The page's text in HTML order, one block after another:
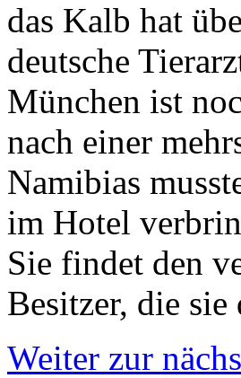
das Kalb hat
deutsche
München ist
nach einer
Namibias
im Hotel
Sie findet den
Besitzer, die
Weiter zur